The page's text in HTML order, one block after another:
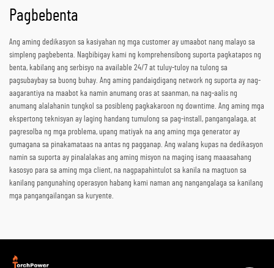
Pagbebenta
Ang aming dedikasyon sa kasiyahan ng mga customer ay umaabot nang malayo sa
simpleng pagbebenta. Nagbibigay kami ng komprehensibong suporta pagkatapos ng
benta, kabilang ang serbisyo na available 24/7 at tuluy-tuloy na tulong sa
pagsubaybay sa buong buhay. Ang aming pandaigdigang network ng suporta ay nag-
aagarantiya na maabot ka namin anumang oras at saanman, na nag-aalis ng
anumang alalahanin tungkol sa posibleng pagkakaroon ng downtime. Ang aming mga
ekspertong teknisyan ay laging handang tumulong sa pag-install, pangangalaga, at
pagresolba ng mga problema, upang matiyak na ang aming mga generator ay
gumagana sa pinakamataas na antas ng pagganap. Ang walang kupas na dedikasyon
namin sa suporta ay pinalalakas ang aming misyon na maging isang maaasahang
kasosyo para sa aming mga client, na nagpapahintulot sa kanila na magtuon sa
kanilang pangunahing operasyon habang kami naman ang nangangalaga sa kanilang
mga pangangailangan sa kuryente.